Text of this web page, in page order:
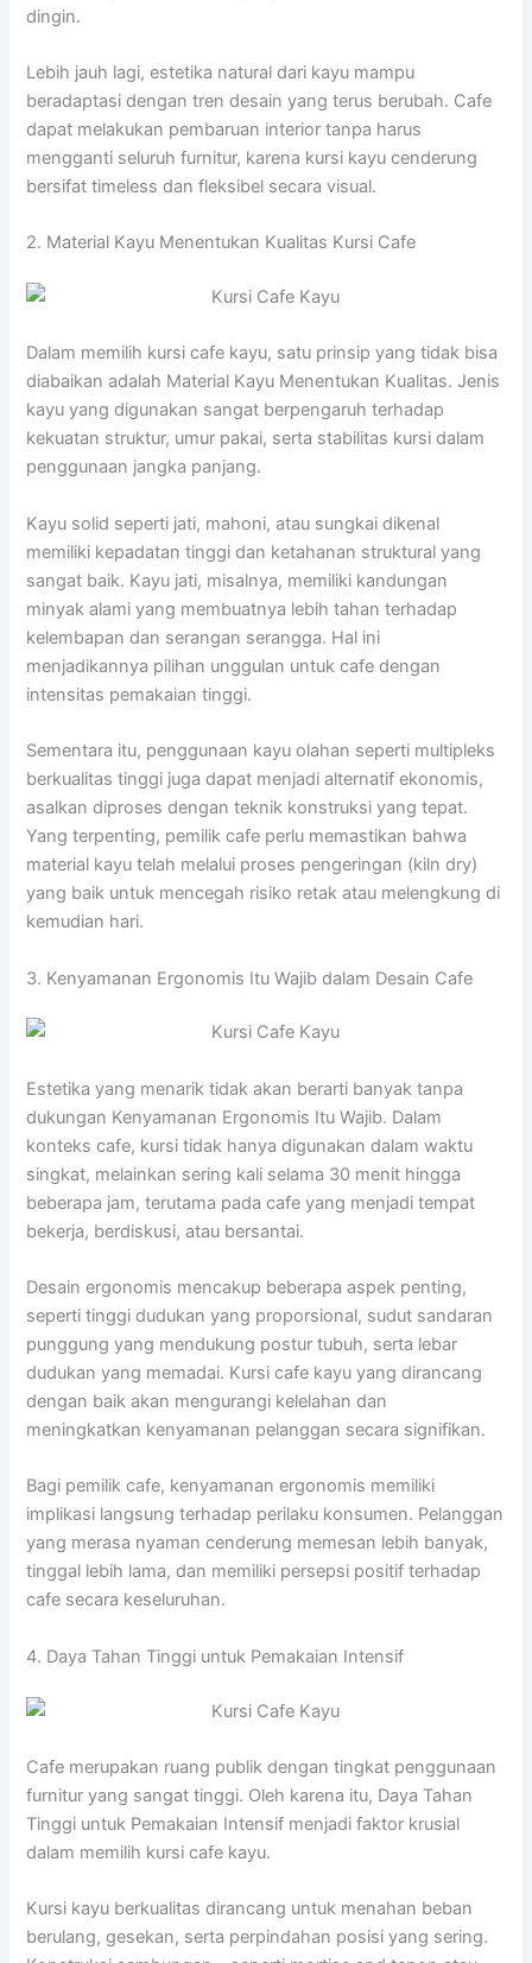
dingin.
Lebih jauh lagi, estetika natural dari kayu mampu
beradaptasi dengan tren desain yang terus berubah. Cafe
dapat melakukan pembaruan interior tanpa harus
mengganti seluruh furnitur, karena kursi kayu cenderung
bersifat timeless dan fleksibel secara visual.
2. Material Kayu Menentukan Kualitas Kursi Cafe
Dalam memilih kursi cafe kayu, satu prinsip yang tidak bisa
diabaikan adalah Material Kayu Menentukan Kualitas. Jenis
kayu yang digunakan sangat berpengaruh terhadap
kekuatan struktur, umur pakai, serta stabilitas kursi dalam
penggunaan jangka panjang.
Kayu solid seperti jati, mahoni, atau sungkai dikenal
memiliki kepadatan tinggi dan ketahanan struktural yang
sangat baik. Kayu jati, misalnya, memiliki kandungan
minyak alami yang membuatnya lebih tahan terhadap
kelembapan dan serangan serangga. Hal ini
menjadikannya pilihan unggulan untuk cafe dengan
intensitas pemakaian tinggi.
Sementara itu, penggunaan kayu olahan seperti multipleks
berkualitas tinggi juga dapat menjadi alternatif ekonomis,
asalkan diproses dengan teknik konstruksi yang tepat.
Yang terpenting, pemilik cafe perlu memastikan bahwa
material kayu telah melalui proses pengeringan (kiln dry)
yang baik untuk mencegah risiko retak atau melengkung di
kemudian hari.
3. Kenyamanan Ergonomis Itu Wajib dalam Desain Cafe
Estetika yang menarik tidak akan berarti banyak tanpa
dukungan Kenyamanan Ergonomis Itu Wajib. Dalam
konteks cafe, kursi tidak hanya digunakan dalam waktu
singkat, melainkan sering kali selama 30 menit hingga
beberapa jam, terutama pada cafe yang menjadi tempat
bekerja, berdiskusi, atau bersantai.
Desain ergonomis mencakup beberapa aspek penting,
seperti tinggi dudukan yang proporsional, sudut sandaran
punggung yang mendukung postur tubuh, serta lebar
dudukan yang memadai. Kursi cafe kayu yang dirancang
dengan baik akan mengurangi kelelahan dan
meningkatkan kenyamanan pelanggan secara signifikan.
Bagi pemilik cafe, kenyamanan ergonomis memiliki
implikasi langsung terhadap perilaku konsumen. Pelanggan
yang merasa nyaman cenderung memesan lebih banyak,
tinggal lebih lama, dan memiliki persepsi positif terhadap
cafe secara keseluruhan.
4. Daya Tahan Tinggi untuk Pemakaian Intensif
Cafe merupakan ruang publik dengan tingkat penggunaan
furnitur yang sangat tinggi. Oleh karena itu, Daya Tahan
Tinggi untuk Pemakaian Intensif menjadi faktor krusial
dalam memilih kursi cafe kayu.
Kursi kayu berkualitas dirancang untuk menahan beban
berulang, gesekan, serta perpindahan posisi yang sering.